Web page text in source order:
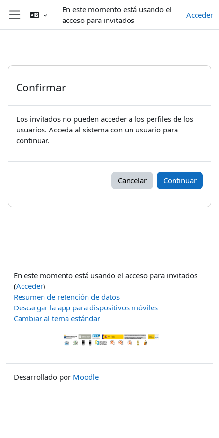
Salta al contenido principal
Panel lateral
En este momento está usando el
acceso para invitados
Acceder
Confirmar
Los invitados no pueden acceder a los perfiles de los
usuarios. Acceda al sistema con un usuario para
continuar.
Cancelar Continuar
En este momento está usando el acceso para invitados
(Acceder)
Resumen de retención de datos
Descargar la app para dispositivos móviles
Cambiar al tema estándar
Desarrollado por Moodle